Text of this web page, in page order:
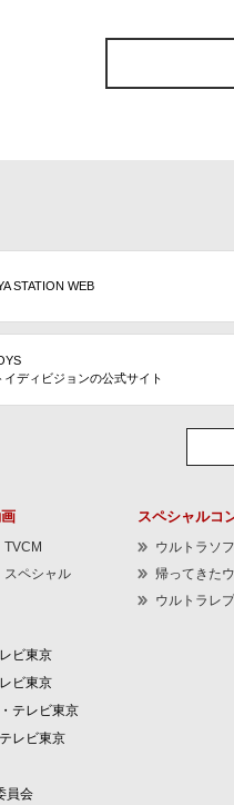
STATION WEB
イディビジョンの公式サイト
TVCM
スペシャル
スペシャルコ
ウルトラソ
帰ってきた
ウルトラレ
ビ東京
ビ東京
テレビ東京
レビ東京
員会